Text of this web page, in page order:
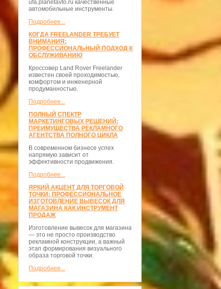
ufa.planetavto.ru качественные
автомобильные инструменты.
Подробнее...
КОГДА FREELANDER ТРЕБУЕТ
ВНИМАНИЯ:
ПРОФЕССИОНАЛЬНЫЙ ПОДХОД К
ОБСЛУЖИВАНИЮ
Кроссовер Land Rover Freelander
известен своей проходимостью,
комфортом и инженерной
продуманностью.
Подробнее...
ПОЛНЫЙ СПЕКТР
МАРКЕТИНГОВЫХ РЕШЕНИЙ:
ПРЕИМУЩЕСТВА РЕКЛАМНОГО
АГЕНТСТВА ПОЛНОГО ЦИКЛА
В современном бизнесе успех
напрямую зависит от
эффективности продвижения.
Подробнее...
ЯРКИЙ АКЦЕНТ ДЛЯ ТОРГОВОЙ
ТОЧКИ: ПРОФЕССИОНАЛЬНОЕ
ИЗГОТОВЛЕНИЕ ВЫВЕСОК ДЛЯ
МАГАЗИНА КАК ИНСТРУМЕНТ
ПРОДАЖ
Изготовление вывесок для магазина
— это не просто производство
рекламной конструкции, а важный
этап формирования визуального
образа торговой точки.
Подробнее...